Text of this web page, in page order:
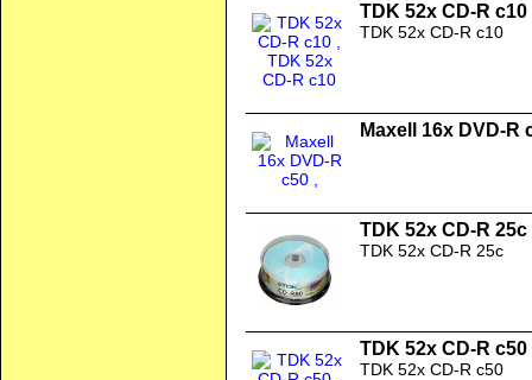
TDK 52x CD-R c10
TDK 52x CD-R c10
Maxell 16x DVD-R
TDK 52x CD-R 25c
TDK 52x CD-R 25c
TDK 52x CD-R c50
TDK 52x CD-R c50